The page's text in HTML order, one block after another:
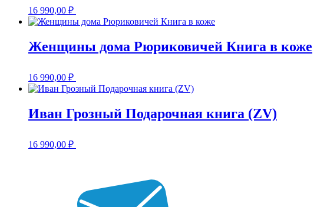
16 990,00 ₽
Женщины дома Рюриковичей Книга в коже
16 990,00 ₽
Иван Грозный Подарочная книга (ZV)
16 990,00 ₽